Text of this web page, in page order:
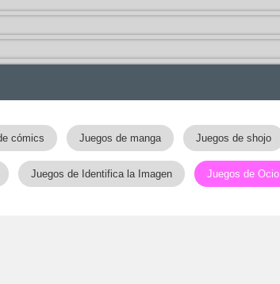
cómics Juegos de manga Juegos de shojo
Juegos de Identifica la Imagen Juegos de Ocio